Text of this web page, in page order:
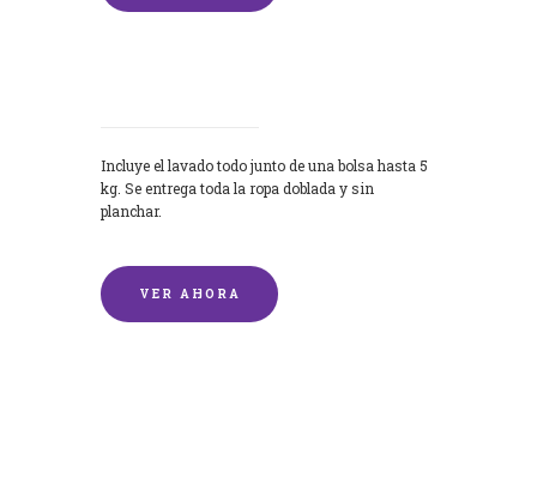
Incluye el lavado todo junto de una bolsa hasta 5
kg. Se entrega toda la ropa doblada y sin
planchar.
VER AHORA